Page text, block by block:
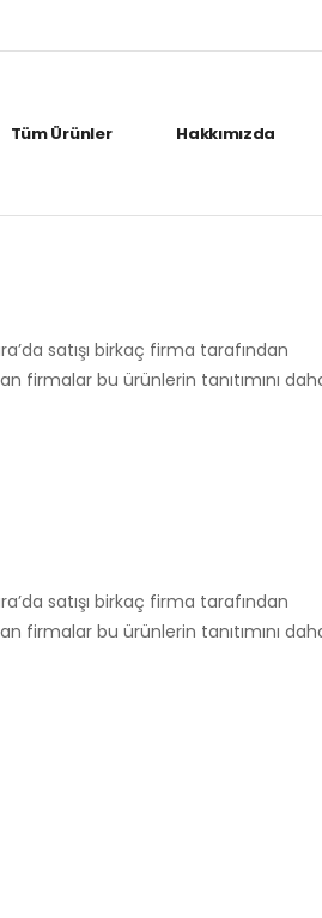
Tüm Ürünler Hakkımızda
satışı birkaç firma tarafından
firmalar bu ürünlerin tanıtımını
satışı birkaç firma tarafından
firmalar bu ürünlerin tanıtımını